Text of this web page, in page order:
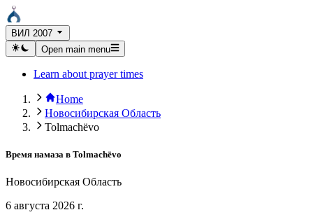
ВИЛ 2007
Open main menu
Learn about prayer times
Home
Новосибирская Область
Tolmachëvo
Время намаза в Tolmachëvo
Новосибирская Область
6 августа 2026 г.